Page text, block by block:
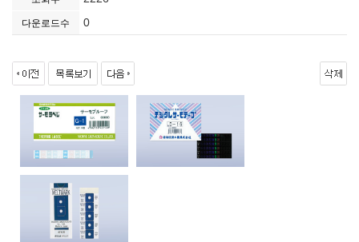
다운로드수 0